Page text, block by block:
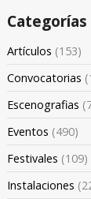
Artículos (153)
Convocatorias
Escenografias
Eventos (490)
Festivales (109)
Instalaciones